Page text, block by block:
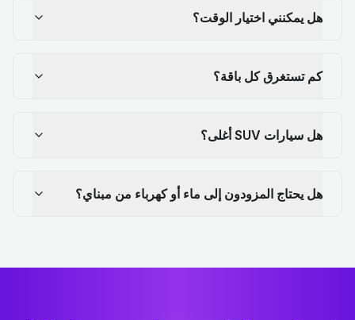
هل يمكنني اختيار الوقت؟
كم تستغرق كل باقة؟
هل سيارات SUV أغلى؟
هل يحتاج المزودون إلى ماء أو كهرباء من مبناي؟